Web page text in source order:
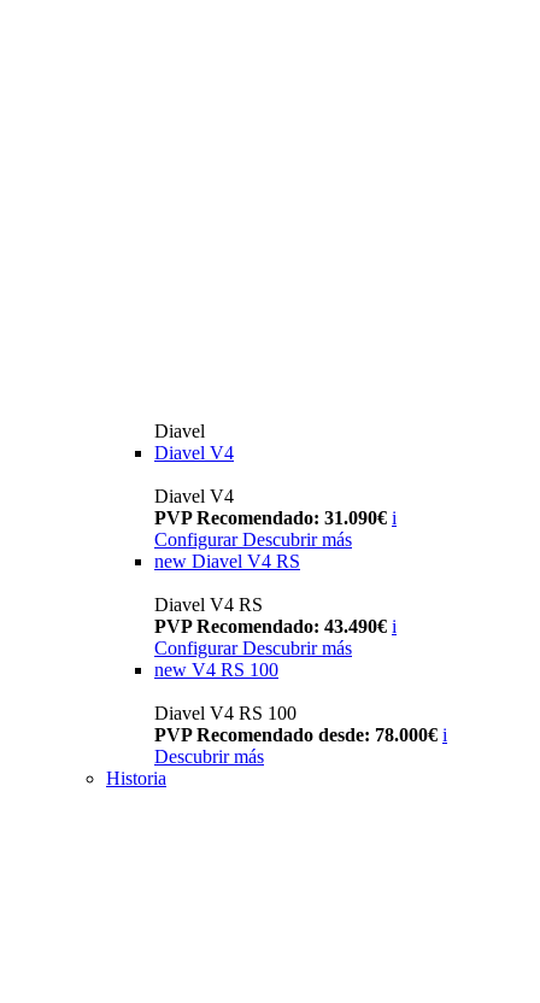
Diavel
Diavel V4
Diavel V4
PVP Recomendado: 31.090€ i
Configurar Descubrir más
new Diavel V4 RS
Diavel V4 RS
PVP Recomendado: 43.490€ i
Configurar Descubrir más
new V4 RS 100
Diavel V4 RS 100
PVP Recomendado desde: 78.000€ i
Descubrir más
Historia